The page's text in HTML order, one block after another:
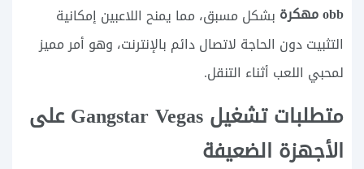
obb مهكرة
بشكل مسبق، مما يمنح اللاعبين إمكانية
التثبيت دون الحاجة لاتصال دائم بالإنترنت، وهو أمر مميز
لمحبي اللعب أثناء التنقل.
متطلبات تشغيل Gangstar Vegas على
الأجهزة الضعيفة